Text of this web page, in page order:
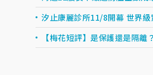
汐止康麗診所11/8開幕 世界
【梅花短評】是保護還是隔